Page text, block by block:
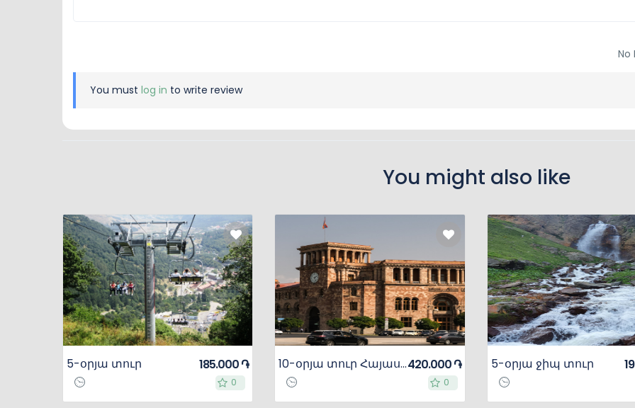
No
You must log in to write review
You might also like
5-օրյա տուր
0
0
185.000 ֏ 10-օրյա տուր Հայաստանում և Վրաստանում
0
0
420.000 ֏ 5-օրյա ջիպ տուր